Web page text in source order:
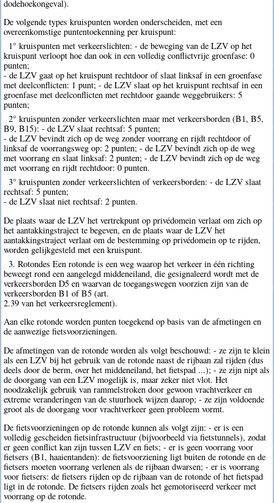
dodehoekongeval).
De volgende types kruispunten worden onderscheiden, met een
overeenkomstige puntentoekenning per kruispunt:
1° kruispunten met verkeerslichten: - de beweging van de LZV op het
kruispunt verloopt hoe dan ook in een volledig conflictvrije groenfase: 0
punten;
- de LZV gaat op het kruispunt rechtdoor of slaat linksaf in een groenfase
met deelconflicten: 1 punt; - de LZV slaat op het kruispunt rechtsaf in een
groenfase met deelconflicten met rechtdoor gaande weggebruikers: 5
punten;
2° kruispunten zonder verkeerslichten maar met verkeersborden (B1, B5,
B9, B15): - de LZV slaat rechtsaf: 5 punten;
- de LZV bevindt zich op de weg zonder voorrang en rijdt rechtdoor of
linksaf de voorrangsweg op: 2 punten; - de LZV bevindt zich op de weg
met voorrang en slaat linksaf: 2 punten; - de LZV bevindt zich op de weg
met voorrang en rijdt rechtdoor: 0 punten.
3° kruispunten zonder verkeerslichten of verkeersborden: - de LZV slaat
rechtsaf: 5 punten;
- de LZV slaat niet rechtsaf: 2 punten.
De plaats waar de LZV het vertrekpunt op privédomein verlaat om zich op
het aantakkingstraject te begeven, en de plaats waar de LZV het
aantakkingstraject verlaat om de bestemming op privédomein op te rijden,
worden gelijkgesteld met een kruispunt.
3. Rotondes Een rotonde is een weg waarop het verkeer in één richting
beweegt rond een aangelegd middeneiland, die gesignaleerd wordt met de
verkeersborden D5 en waarvan de toegangswegen voorzien zijn van de
verkeersborden B1 of B5 (art.
2.39 van het verkeersreglement).
Aan elke rotonde worden punten toegekend op basis van de afmetingen en
de aanwezige fietsvoorzieningen.
De afmetingen van de rotonde worden als volgt beschouwd: - ze zijn te klein
als een LZV bij het gebruik van de rotonde naast de rijbaan zal rijden (dus
deels door de berm, over het middeneiland, het fietspad ...); - ze zijn nipt als
de doorgang van een LZV mogelijk is, maar zeker niet vlot. Het
noodzakelijk gebruik van rammelstroken door gewoon vrachtverkeer en
extreme veranderingen van de stuurhoek wijzen daarop; - ze zijn voldoende
groot als de doorgang voor vrachtverkeer geen probleem vormt.
De fietsvoorzieningen op de rotonde kunnen als volgt zijn: - er is een
volledig gescheiden fietsinfrastructuur (bijvoorbeeld via fietstunnels), zodat
er geen conflict kan zijn tussen LZV en fiets; - er is geen voorrang voor
fietsers (B1, haaientanden): de fietsvoorziening ligt buiten de rotonde en de
fietsers moeten voorrang verlenen als de rijbaan dwarsen; - er is voorrang
voor fietsers: de fietsers rijden op de rijbaan van de rotonde of het fietspad
ligt in de rotonde. De fietsers rijden zoals het gemotoriseerd verkeer met
voorrang op de rotonde.